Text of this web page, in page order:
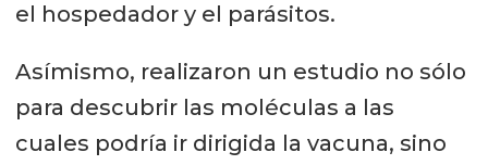
el hospedador y el parásitos.
Asímismo, realizaron un estudio no sólo
para descubrir las moléculas a las
cuales podría ir dirigida la vacuna, sino